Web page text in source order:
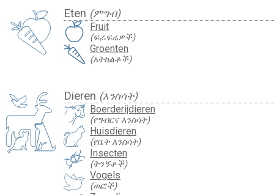
Eten (ምግብ)
Fruit
(ፍራፍሬዎች)
Groenten
(አትክልቶች)
Dieren (እንስሳት)
Boerderijdieren
(የግብርና እንስሳት)
Huisdieren
(የቤት እንስሳት)
Insecten
(ትንኝቶች)
Vogels
(ወፎች)